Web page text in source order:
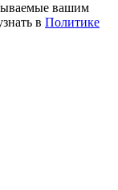
вашим
в Политике